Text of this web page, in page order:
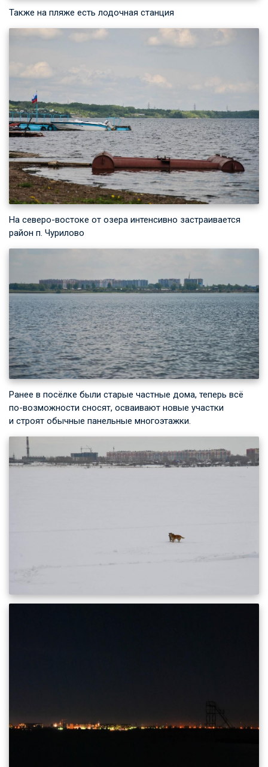
Также на пляже есть лодочная станция
На северо-востоке от озера интенсивно застраивается
район п. Чурилово
Ранее в посёлке были старые частные дома, теперь всё
по-возможности сносят, осваивают новые участки
и строят обычные панельные многоэтажки.